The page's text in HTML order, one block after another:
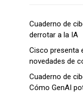
Cuaderno de
derrotar a la IA
Cisco presenta
novedades de
Cuaderno de
Cómo GenAI